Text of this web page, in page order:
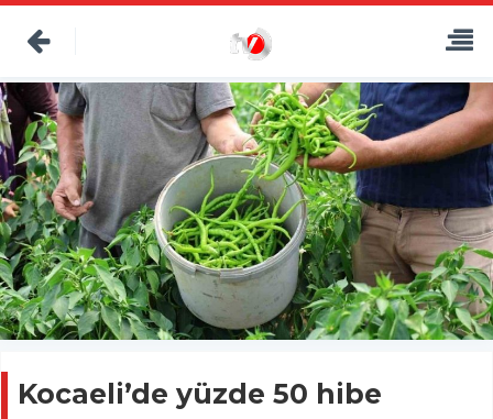
Kocaeli’de yüzde 50 hibe